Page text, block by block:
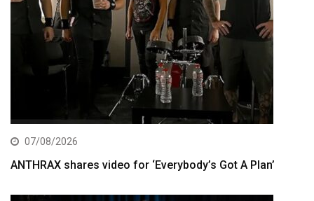
07/08/2026
ANTHRAX shares video for ‘Everybody’s Got A Plan’